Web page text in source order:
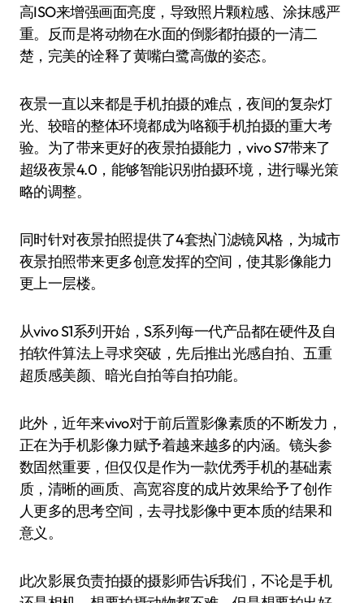
高ISO来增强画面亮度，导致照片颗粒感、涂抹感严
重。反而是将动物在水面的倒影都拍摄的一清二
楚，完美的诠释了黄嘴白鹭高傲的姿态。
夜景一直以来都是手机拍摄的难点，夜间的复杂灯
光、较暗的整体环境都成为咯额手机拍摄的重大考
验。为了带来更好的夜景拍摄能力，vivo S7带来了
超级夜景4.0，能够智能识别拍摄环境，进行曝光策
略的调整。
同时针对夜景拍照提供了4套热门滤镜风格，为城市
夜景拍照带来更多创意发挥的空间，使其影像能力
更上一层楼。
从vivo S1系列开始，S系列每一代产品都在硬件及自
拍软件算法上寻求突破，先后推出光感自拍、五重
超质感美颜、暗光自拍等自拍功能。
此外，近年来vivo对于前后置影像素质的不断发力，
正在为手机影像力赋予着越来越多的内涵。镜头参
数固然重要，但仅仅是作为一款优秀手机的基础素
质，清晰的画质、高宽容度的成片效果给予了创作
人更多的思考空间，去寻找影像中更本质的结果和
意义。
此次影展负责拍摄的摄影师告诉我们，不论是手机